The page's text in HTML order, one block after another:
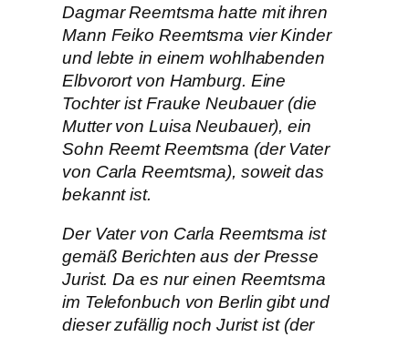
Dagmar Reemtsma hatte mit ihren
Mann Feiko Reemtsma vier Kinder
und lebte in einem wohlhabenden
Elbvorort von Hamburg. Eine
Tochter ist Frauke Neubauer (die
Mutter von Luisa Neubauer), ein
Sohn Reemt Reemtsma (der Vater
von Carla Reemtsma), soweit das
bekannt ist.
Der Vater von Carla Reemtsma ist
gemäß Berichten aus der Presse
Jurist. Da es nur einen Reemtsma
im Telefonbuch von Berlin gibt und
dieser zufällig noch Jurist ist (der